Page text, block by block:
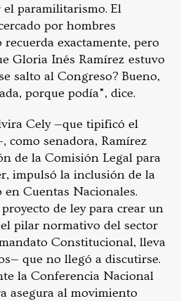
paramilitarismo. El
por hombres
exactamente, pero
Gloria Inés Ramírez estuvo
salto al Congreso? Bueno,
porque podía”, dice.
Cely —que tipificó el
como senadora, Ramírez
de la Comisión Legal para
impulsó la inclusión de la
Cuentas Nacionales.
de ley para crear un
pilar normativo del sector
Constitucional, lleva
que no llegó a discutirse.
la Conferencia Nacional
asegura al movimiento